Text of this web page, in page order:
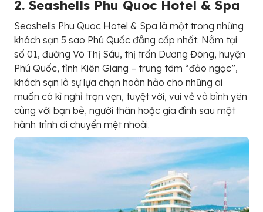
2. Seashells Phu Quoc Hotel & Spa
Seashells Phu Quoc Hotel & Spa là một trong những
khách sạn 5 sao Phú Quốc đẳng cấp nhất. Nằm tại
số 01, đường Võ Thị Sáu, thị trấn Dương Đông, huyện
Phú Quốc, tỉnh Kiên Giang – trung tâm “đảo ngọc”,
khách sạn là sự lựa chọn hoàn hảo cho những ai
muốn có kì nghỉ trọn vẹn, tuyệt vời, vui vẻ và bình yên
cùng với bạn bè, người thân hoặc gia đình sau một
hành trình di chuyển mệt nhoài.